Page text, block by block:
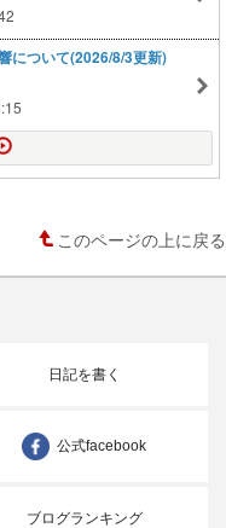
について(2026/8/3更新)
このページの上に戻る
日記を書く
公式facebook
ブログランキング